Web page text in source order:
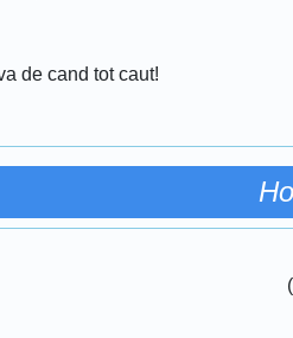
de cand tot caut!